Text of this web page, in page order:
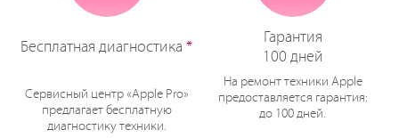
Бесплатная диагностика *
Сервисный центр «Apple Pro»
предлагает бесплатную
диагностику техники.
Гарантия
100 дней
На ремонт техники Apple
предоставляется гарантия:
до 100 дней.